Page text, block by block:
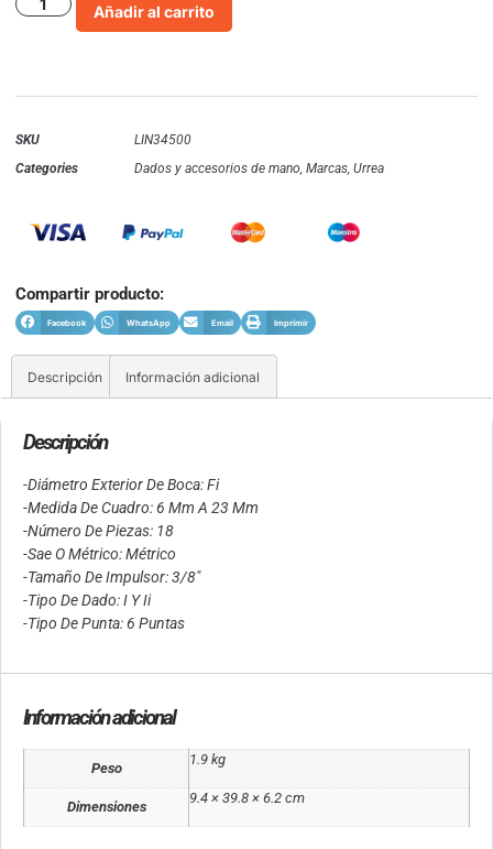
Añadir al carrito
SKU
LIN34500
Categories
Dados y accesorios de mano Marcas Urrea
Compartir producto:
Facebook WhatsApp Email Imprimir
Descripción Información adicional
Descripción
-Diámetro Exterior De Boca: Fi
-Medida De Cuadro: 6 Mm A 23 Mm
-Número De Piezas: 18
-Sae O Métrico: Métrico
-Tamaño De Impulsor: 3/8″
-Tipo De Dado: I Y Ii
-Tipo De Punta: 6 Puntas
Información adicional
Peso
1.9 kg
Dimensiones
9.4 × 39.8 × 6.2 cm